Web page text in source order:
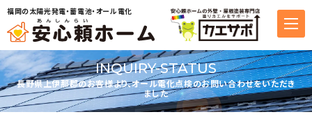
福岡の太陽光発電・蓄電池・オール電化
INQUIRY-STATUS
長野県上伊那郡のお客様より、オール電化点検のお問い合わせをいただき
ました